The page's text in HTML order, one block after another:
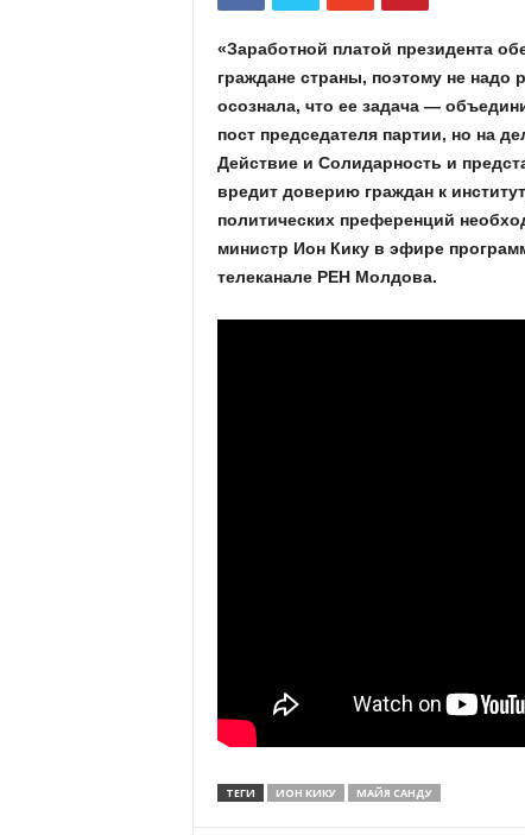
«Заработной платой президента
граждане страны, поэтому не надо
осознала, что ее задача —
пост председателя партии, но на
Действие и Солидарность и
вредит доверию граждан к
политических преференций
министр Ион Кику в эфире
телеканале РЕН Молдова.
ТЕГИ ИОН КИКУ МАЙЯ САНДУ